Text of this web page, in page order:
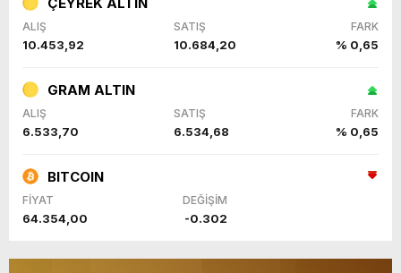
ALIŞ SATIŞ FARK
10.453,92 10.684,20 % 0,65
GRAM ALTIN
ALIŞ SATIŞ FARK
6.533,70 6.534,68 % 0,65
BITCOIN
FİYAT DEĞİŞİM
64.354,00 -0.302